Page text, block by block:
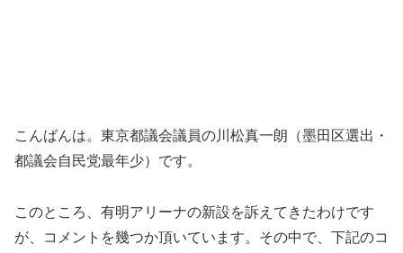
こんばんは。東京都議会議員の川松真一朗（墨田区選出・
都議会自民党最年少）です。
このところ、有明アリーナの新設を訴えてきたわけです
が、コメントを幾つか頂いています。その中で、下記のコ